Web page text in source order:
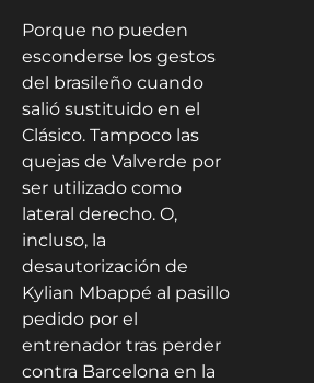
Porque no pueden
esconderse los gestos
del brasileño cuando
salió sustituido en el
Clásico. Tampoco las
quejas de Valverde por
ser utilizado como
lateral derecho. O,
incluso, la
desautorización de
Kylian Mbappé al pasillo
pedido por el
entrenador tras perder
contra Barcelona en la